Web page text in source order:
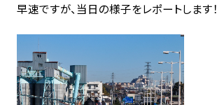
早速ですが、当日の様子をレポートします！